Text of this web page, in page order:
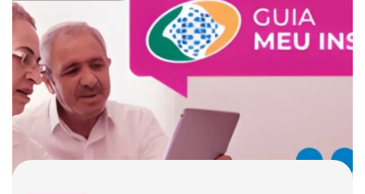
crédito fácil
últimas notícias
ferramentas